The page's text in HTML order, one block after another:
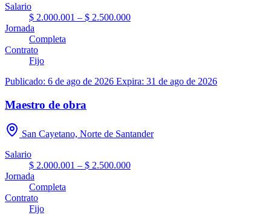
Salario
$ 2.000.001 – $ 2.500.000
Jornada
Completa
Contrato
Fijo
Publicado: 6 de ago de 2026 Expira: 31 de ago de 2026
Maestro de obra
San Cayetano, Norte de Santander
Salario
$ 2.000.001 – $ 2.500.000
Jornada
Completa
Contrato
Fijo